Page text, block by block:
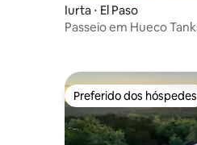
Iurta ⋅ El Paso
Passeio em Hueco
Preferido dos hóspedes
Preferido dos hóspedes